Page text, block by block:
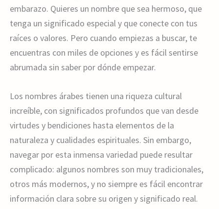
embarazo. Quieres un nombre que sea hermoso, que
tenga un significado especial y que conecte con tus
raíces o valores. Pero cuando empiezas a buscar, te
encuentras con miles de opciones y es fácil sentirse
abrumada sin saber por dónde empezar.
Los nombres árabes tienen una riqueza cultural
increíble, con significados profundos que van desde
virtudes y bendiciones hasta elementos de la
naturaleza y cualidades espirituales. Sin embargo,
navegar por esta inmensa variedad puede resultar
complicado: algunos nombres son muy tradicionales,
otros más modernos, y no siempre es fácil encontrar
información clara sobre su origen y significado real.